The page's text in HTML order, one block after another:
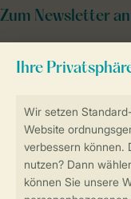
Sicher und
Sichere
Zum Newsletter